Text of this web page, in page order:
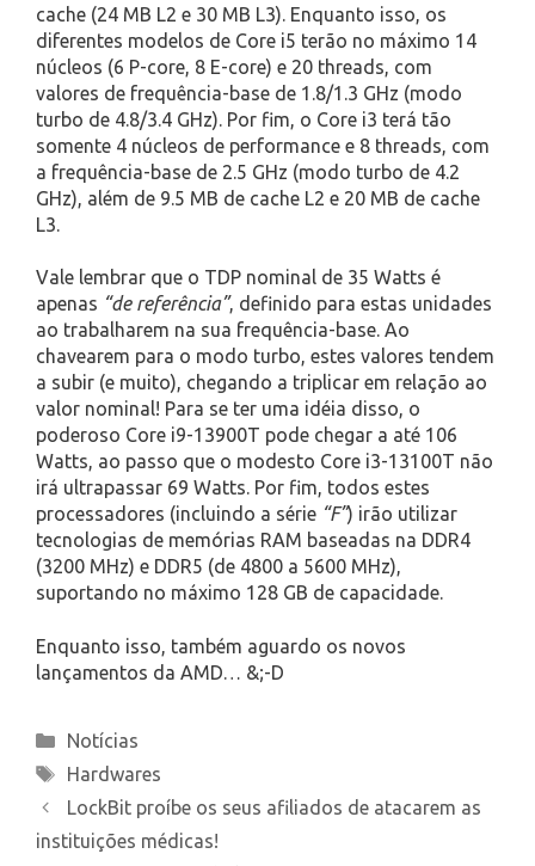
cache (24 MB L2 e 30 MB L3). Enquanto isso, os
diferentes modelos de Core i5 terão no máximo 14
núcleos (6 P-core, 8 E-core) e 20 threads, com
valores de frequência-base de 1.8/1.3 GHz (modo
turbo de 4.8/3.4 GHz). Por fim, o Core i3 terá tão
somente 4 núcleos de performance e 8 threads, com
a frequência-base de 2.5 GHz (modo turbo de 4.2
GHz), além de 9.5 MB de cache L2 e 20 MB de cache
L3.
Vale lembrar que o TDP nominal de 35 Watts é
apenas “de referência”, definido para estas unidades
ao trabalharem na sua frequência-base. Ao
chavearem para o modo turbo, estes valores tendem
a subir (e muito), chegando a triplicar em relação ao
valor nominal! Para se ter uma idéia disso, o
poderoso Core i9-13900T pode chegar a até 106
Watts, ao passo que o modesto Core i3-13100T não
irá ultrapassar 69 Watts. Por fim, todos estes
processadores (incluindo a série “F”) irão utilizar
tecnologias de memórias RAM baseadas na DDR4
(3200 MHz) e DDR5 (de 4800 a 5600 MHz),
suportando no máximo 128 GB de capacidade.
Enquanto isso, também aguardo os novos
lançamentos da AMD… &;-D
Categories
Notícias
Tags
Hardwares
LockBit proíbe os seus afiliados de atacarem as
instituições médicas!